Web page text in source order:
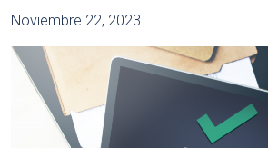
Noviembre 22, 2023